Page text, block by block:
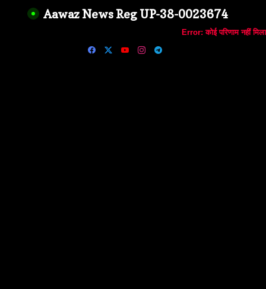
Aawaz News Reg UP-38-0023674
Error: कोई परिणाम नहीं मिला